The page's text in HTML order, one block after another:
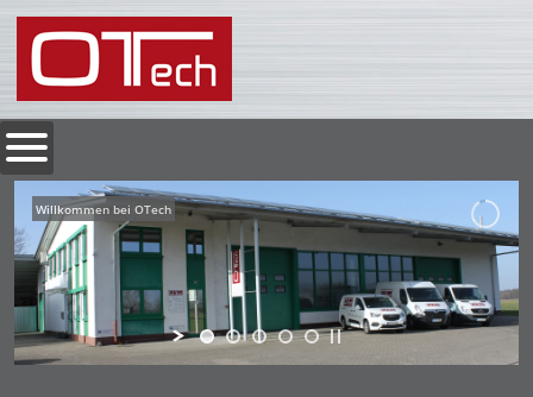
Willkommen bei OTech